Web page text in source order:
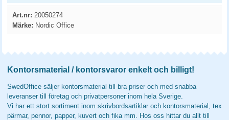
Art.nr: 20050274
Märke: Nordic Office
Kontorsmaterial / kontorsvaror enkelt och billigt!
SwedOffice säljer kontorsmaterial till bra priser och med snabba
leveranser till företag och privatpersoner inom hela Sverige.
Vi har ett stort sortiment inom skrivbordsartiklar och kontorsmaterial, tex
pärmar, pennor, papper, kuvert och fika mm. Hos oss hittar du allt till